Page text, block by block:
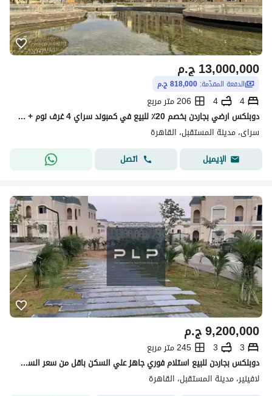
ج.م13,000,000
الدفعة المقدّمة: 818,000 ج.م
4
4
206 متر مربع
دوبلكس ارضي بجاردن بخصم 20٪ للبيع في كمبوند سراي 4 غرف نوم + جاردن 118م بمقدم 818 الف Sarai New Cairo
سراى، مدينة المستقبل، القاهرة
الإيميل
اتصل
ج.م9,200,000
3
3
245 متر مربع
دوبلكس بجاردن للبيع استلام فوري جاهز علي السكن باقل من سعر السوق في كمبوند لافينير الاهلي صبوور مدينه المستقبل
لافينير، مدينة المستقبل، القاهرة